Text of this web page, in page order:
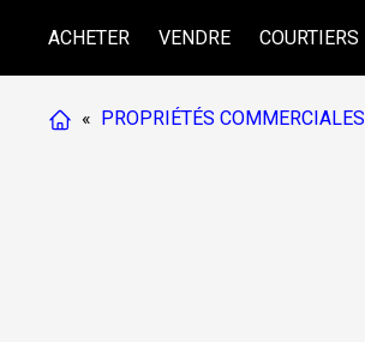
ACHETER VENDRE COURTIERS
« PROPRIÉTÉS COMMERCIALES